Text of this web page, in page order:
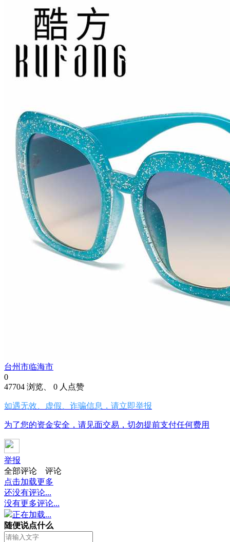
台州市临海市
0
47704 浏览、 0 人点赞
如遇无效、虚假、诈骗信息，请立即举报
为了您的资金安全，请见面交易，切勿提前支付任何费用
举报
全部评论
评论
点击加载更多
还没有评论...
没有更多评论...
正在加载...
随便说点什么